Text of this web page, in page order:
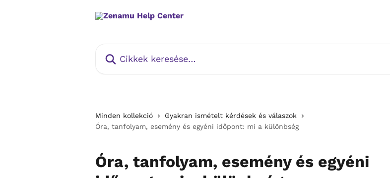
Minden kollekció
Gyakran ismételt kérdések és válaszok
Óra, tanfolyam, esemény és egyéni időpont: mi a különbség
Óra, tanfolyam, esemény és egyéni